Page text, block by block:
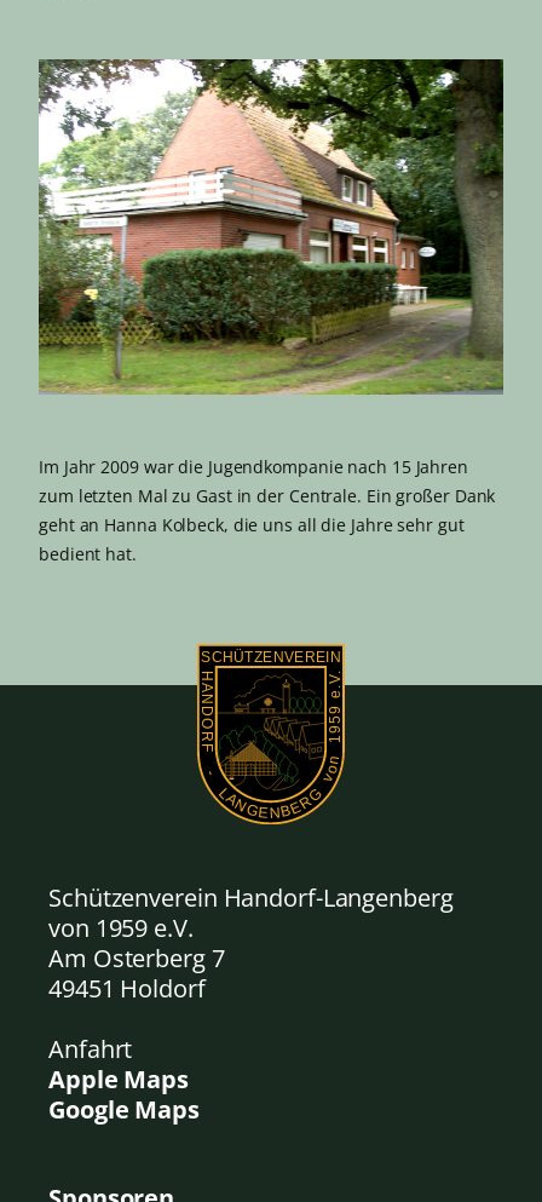
Im Jahr 2009 war die Jugendkompanie nach 15 Jahren
zum letzten Mal zu Gast in der Centrale. Ein großer Dank
geht an Hanna Kolbeck, die uns all die Jahre sehr gut
bedient hat.
Schützenverein Handorf-Langenberg
von 1959 e.V.
Am Osterberg 7
49451 Holdorf
Anfahrt
Apple Maps
Google Maps